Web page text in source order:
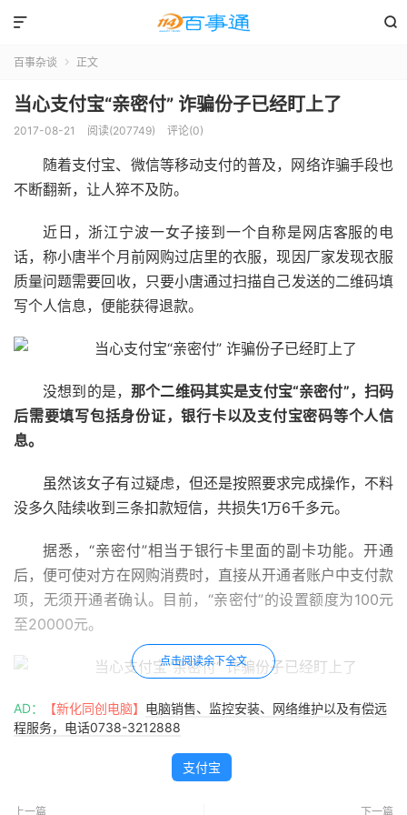


百事杂谈  正文
当心支付宝“亲密付” 诈骗份子已经盯上了
2017-08-21 阅读(207749) 评论(0)
随着支付宝、微信等移动支付的普及，网络诈骗手段也
不断翻新，让人猝不及防。
近日，浙江宁波一女子接到一个自称是网店客服的电
话，称小唐半个月前网购过店里的衣服，现因厂家发现衣服
质量问题需要回收，只要小唐通过扫描自己发送的二维码填
写个人信息，便能获得退款。
没想到的是， 那个二维码其实是支付宝“亲密付”，扫码
后需要填写包括身份证，银行卡以及支付宝密码等个人信
息。
虽然该女子有过疑虑，但还是按照要求完成操作，不料
没多久陆续收到三条扣款短信，共损失1万6千多元。
据悉，“亲密付”相当于银行卡里面的副卡功能。开通
后，便可使对方在网购消费时，直接从开通者账户中支付款
项，无须开通者确认。目前，“亲密付”的设置额度为100元
至20000元。
支付宝也强调：亲密付请一定确、认、只、给、亲、
友、开、通，开通了对方消费就能直接扣自己的账户，虽然
页面有标红提醒，但骗子在跟前情急之下很容易被忽略
大家多注意，不要着了骗子的道。
点击阅读余下全文
AD： 【新化同创电脑】 电脑销售、监控安装、网络维护以及有偿远
程服务，电话0738-3212888
支付宝
上一篇 下一篇